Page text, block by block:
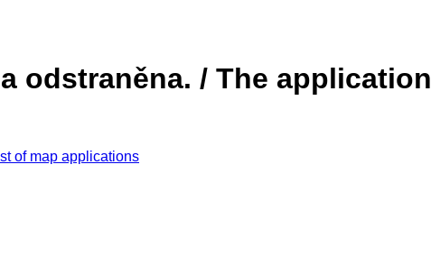
odstraněna. / The application
of map applications